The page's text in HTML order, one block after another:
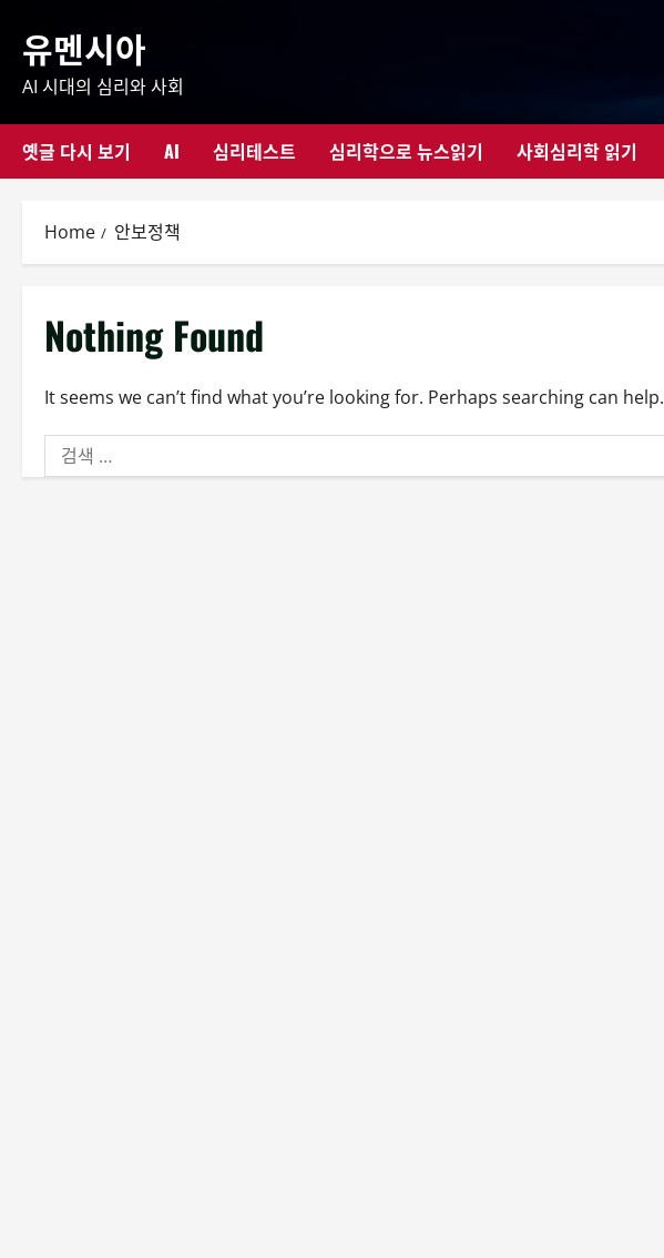
content
유멘시아
AI 시대의 심리와 사회
옛글 다시 보기 AI 심리테스트 심리학으로 뉴스읽기 사회심리학 읽기
Home 안보정책
Nothing Found
It seems we can’t find what you’re looking for. Perhaps searching can help.
색: